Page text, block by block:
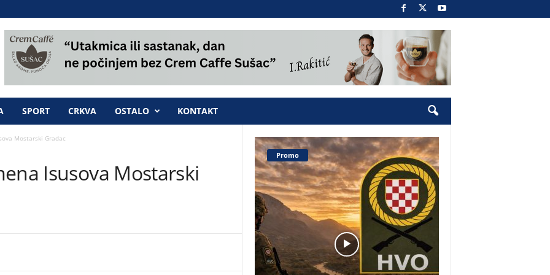
SPORT CRKVA OSTALO KONTAKT
Mostarski Gradac
Isusova Mostarski
Promo